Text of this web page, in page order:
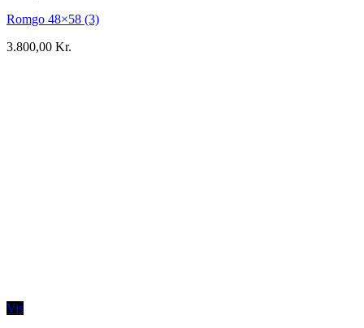
Romgo 48×58 (3)
3.800,00 Kr.
Vis